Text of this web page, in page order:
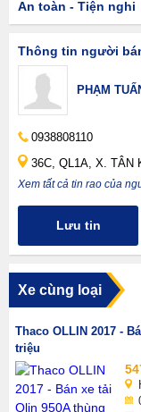
An toàn - Tiện nghi
Thông tin người
PHẠM
0938808110
36C, QL1A, X. TÂN
Xem tất cả tin rao của
Lưu tin
Xe cùng loại
Thaco OLLIN 2017 -
triệu